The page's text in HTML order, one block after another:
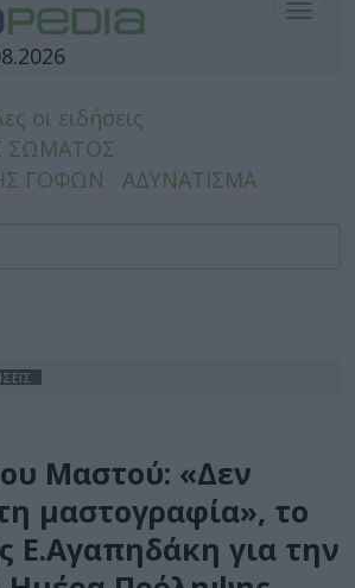
οι ειδήσεις
ΣΩΜΑΤΟΣ
ΓΟΦΩΝ
ΑΔΥΝΑΤΙΣΜΑ
Μαστού: «Δεν
μαστογραφία», το
Ε.Αγαπηδάκη για την